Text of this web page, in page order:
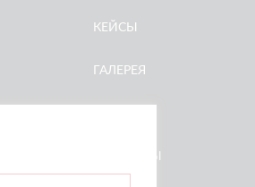
КЕЙСЫ
ГАЛЕРЕЯ